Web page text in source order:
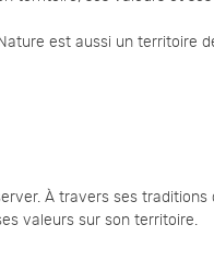
est aussi un territoire
À travers ses
valeurs sur son territoire.